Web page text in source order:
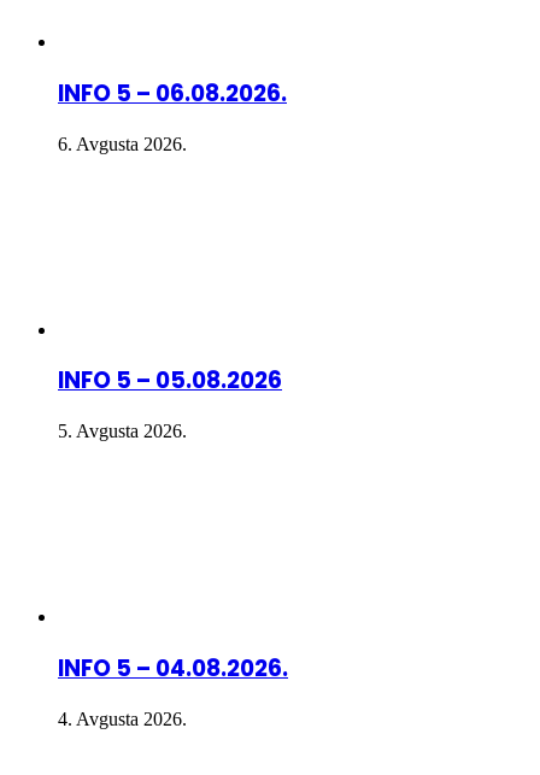
INFO 5 – 06.08.2026.
6. Avgusta 2026.
INFO 5 – 05.08.2026
5. Avgusta 2026.
INFO 5 – 04.08.2026.
4. Avgusta 2026.